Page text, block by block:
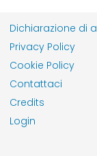
Dichiarazione di
Privacy Policy
Cookie Policy
Contattaci
Credits
Login